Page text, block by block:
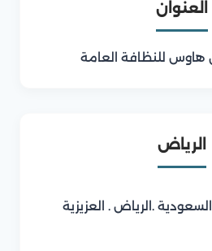
العنوان
للنظافة العامة
الرياض
.الرياض . العزيزية